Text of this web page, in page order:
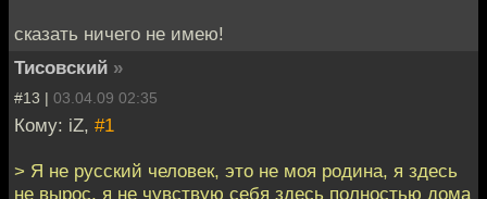
сказать ничего не имею!
Тисовский »
#13 | 03.04.09 02:35
Кому: iZ, #1
> Я не русский человек, это не моя родина, я здесь
не вырос, я не чувствую себя здесь полностью дома